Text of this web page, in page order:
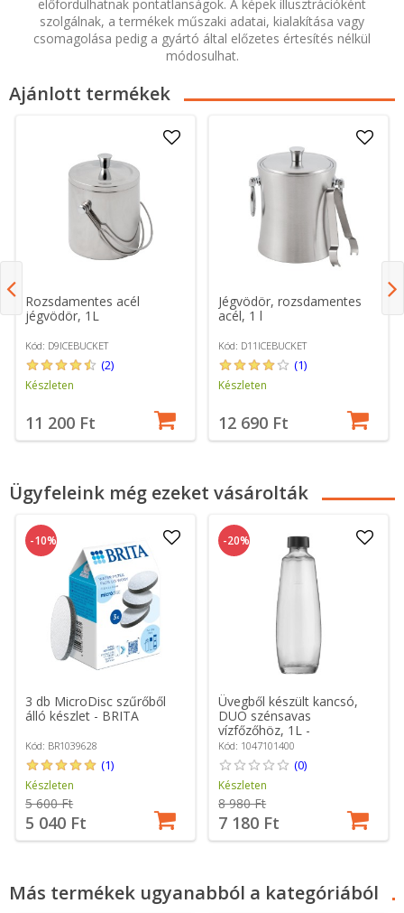
előfordulhatnak pontatlanságok. A képek illusztrációként
szolgálnak, a termékek műszaki adatai, kialakítása vagy
csomagolása pedig a gyártó által előzetes értesítés nélkül
módosulhat.
Ajánlott termékek
Rozsdamentes acél
jégvödör, 1L
Kód: D9ICEBUCKET
(2)
Készleten
11 200 Ft
Jégvödör, rozsdamentes
acél, 1 l
Kód: D11ICEBUCKET
(1)
Készleten
12 690 Ft
Ügyfeleink még ezeket vásárolták
-10%
3 db MicroDisc szűrőből
álló készlet - BRITA
Kód: BR1039628
(1)
Készleten
5 600 Ft
5 040 Ft
-20%
Üvegből készült kancsó,
DUO szénsavas
vízfőzőhöz, 1L -
SodaStream
Kód: 1047101400
(0)
Készleten
8 980 Ft
7 180 Ft
Más termékek ugyanabból a kategóriából